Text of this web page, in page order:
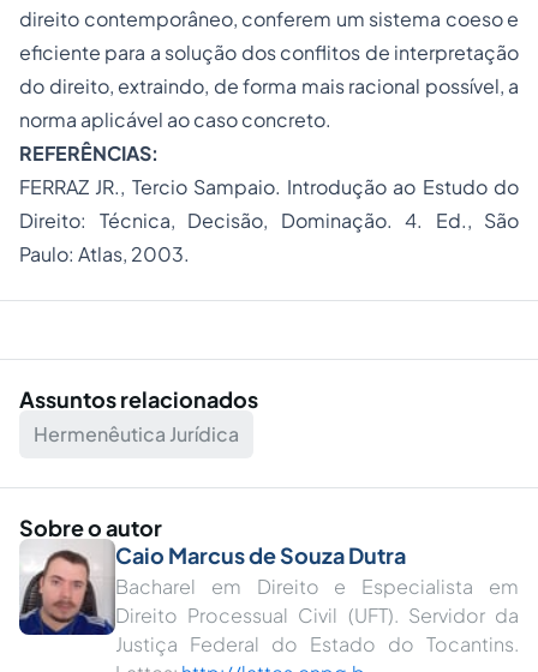
direito contemporâneo, conferem um sistema coeso e
eficiente para a solução dos conflitos de interpretação
do direito, extraindo, de forma mais racional possível, a
norma aplicável ao caso concreto.
REFERÊNCIAS:
FERRAZ JR., Tercio Sampaio. Introdução ao Estudo do
Direito: Técnica, Decisão, Dominação. 4. Ed., São
Paulo: Atlas, 2003.
Assuntos relacionados
Hermenêutica Jurídica
Sobre o autor
Caio Marcus de Souza Dutra
Bacharel em Direito e Especialista em
Direito Processual Civil (UFT). Servidor da
Justiça Federal do Estado do Tocantins.